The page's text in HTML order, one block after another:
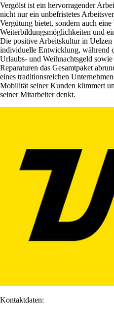
Vergölst ist ein hervorragender
nicht nur ein unbefristetes
Vergütung bietet, sondern auch
Weiterbildungsmöglichkeiten und
Die positive Arbeitskultur in Uelzen
individuelle Entwicklung, während
Urlaubs- und Weihnachtsgeld
Reparaturen das Gesamtpaket
eines traditionsreichen
Mobilität seiner Kunden kümmert
seiner Mitarbeiter denkt.
Kontaktdaten: